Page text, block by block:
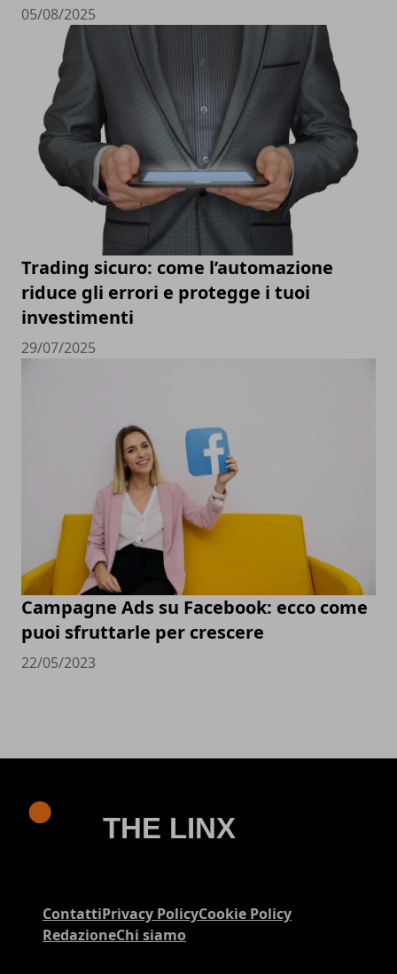
05/08/2025
Trading sicuro: come l’automazione
riduce gli errori e protegge i tuoi
investimenti
29/07/2025
Campagne Ads su Facebook: ecco come
puoi sfruttarle per crescere
22/05/2023
ContattiPrivacy PolicyCookie Policy
RedazioneChi siamo